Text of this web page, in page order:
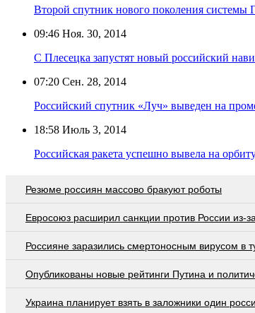
Второй спутник нового поколения
09:46 Ноя. 30, 2014
С Плесецка запустят новый российский
07:20 Сен. 28, 2014
Российский спутник «Луч» выведен на
18:58 Июль 3, 2014
Российская ракета успешно вывела на
Резюме россиян массово бракуют роботы
Евросоюз расширил санкции против России из-
Россияне заразились смертоносным вирусом в
Опубликованы новые рейтинги Путина и
Украина планирует взять в заложники один